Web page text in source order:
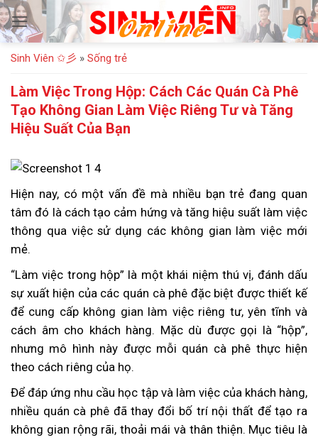
Bỏ
qua
nội
dung
Sinh Viên ✩彡 » Sống trẻ
Làm Việc Trong Hộp: Cách Các Quán Cà Phê
Tạo Không Gian Làm Việc Riêng Tư và Tăng
Hiệu Suất Của Bạn
Hiện nay, có một vấn đề mà nhiều bạn trẻ đang quan
tâm đó là cách tạo cảm hứng và tăng hiệu suất làm việc
thông qua việc sử dụng các không gian làm việc mới
mẻ.
“Làm việc trong hộp” là một khái niệm thú vị, đánh dấu
sự xuất hiện của các quán cà phê đặc biệt được thiết kế
để cung cấp không gian làm việc riêng tư, yên tĩnh và
cách âm cho khách hàng. Mặc dù được gọi là “hộp”,
nhưng mô hình này được mỗi quán cà phê thực hiện
theo cách riêng của họ.
Để đáp ứng nhu cầu học tập và làm việc của khách hàng,
nhiều quán cà phê đã thay đổi bố trí nội thất để tạo ra
không gian rộng rãi, thoải mái và thân thiện. Mục tiêu là